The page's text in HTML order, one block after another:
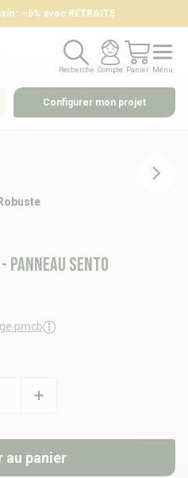
: –5% avec RETRAIT5
Recherche
Recherche
Compte
Compte
Panier
Panier
Menu
Menu
Configurer mon projet
SENTO
pmcb
au panier